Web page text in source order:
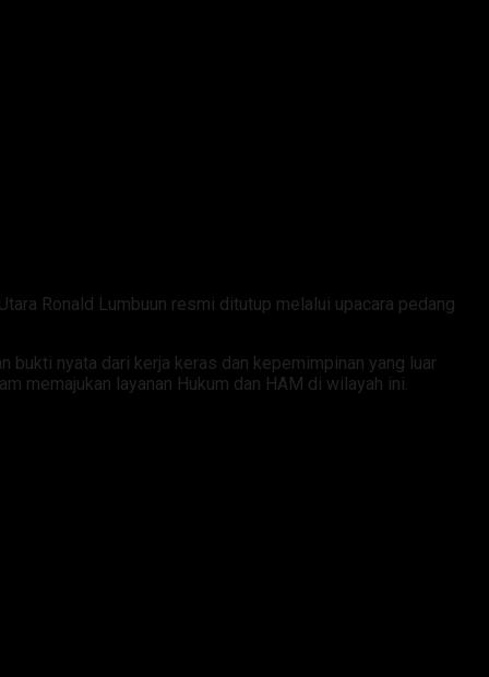
Ronald Lumbuun resmi ditutup melalui upacara pedang
bukti nyata dari kerja keras dan kepemimpinan yang luar
memajukan layanan Hukum dan HAM di wilayah ini.